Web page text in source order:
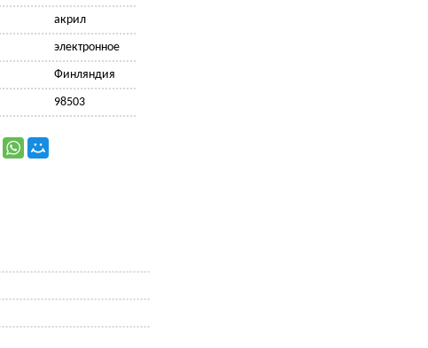
акрил
электронное
Финляндия
98503